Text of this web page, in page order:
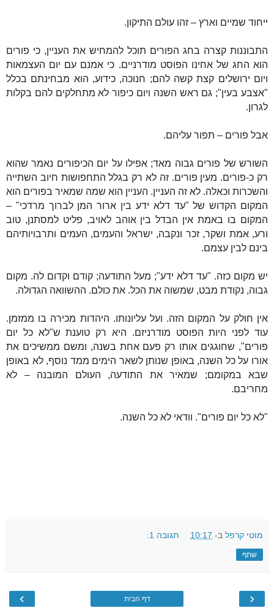
ייחוד שמיים וארץ – זהו עולם התיקון.
התבוננות קצרה בחג הפורים תוכל להמחיש את העניין, כי פורים
הוא החג של אחינו הפוסט מודרניים. כי אמנם עם יום העצמאות
ויום ירושלים קצת קשה להם; חנוכה, כידוע, הוא מבחינתם בכלל
"אצבע בעין"; גם ראש השנה ויום כיפור לא מתחלקים להם בקלות
לגרון.
אבל פורים – תפור עליהם.
השורש של פורים גבוה מאד; אפילו על יום הכיפורים נאמר שהוא
רק כ-פורים. מעין פורים. זה לא רק בגלל התחפושות חיוב השתייה
והשכרות וכאלה. לא זה העניין. העניין הוא שמה שמאיר בפורים הוא
המקום הקדוש של "עד דלא ידע בין ארור המן לברוך מרדכי" –
המקום בו באמת אין הבדל בין אוהב לאויב, פליט למסתנן, טוב
ורע, אמת ושקר, זכר ונקבה, ישראל והעמים, העמים ותרבויותיהם
בינם לבין עצמם.
יש מקום כזה. "עד דלא ידע"; מעל התודעה; קודם וקדום לה. מקום
גבוה, נקודת מבט, שמשוה את הכל. את כולם. ההשוואה הגדולה.
אין חולק על המקום הזה. ועל עליונותו. היהדות מכירה בו ממזמן.
עוד לפני היות הפוסט מודרניזם. היא רק טוענת ש"לא כל יום
פורים", שחוגגים אותו רק פעם אחת בשנה, ומשם ממשיכים את
אורו על כל השנה, באופן שנותן לשאר הימים ממד נוסף, לא באופן
שבא במקומם; שמאיר את התודעה, העולם המובנה – לא
מחריבם.
"לא כל יום פורים". וודאי לא כל השנה.
מוטי קרפל ב- 10:17 תגובה 1:
שתף
‹
› דף הבית